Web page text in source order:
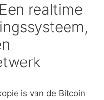
realtime
is van de Bitcoin